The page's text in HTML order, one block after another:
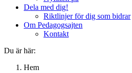
Dela med dig!
Riktlinjer för dig som bidrar
Om Pedagogsajten
Kontakt
Du är här:
Hem